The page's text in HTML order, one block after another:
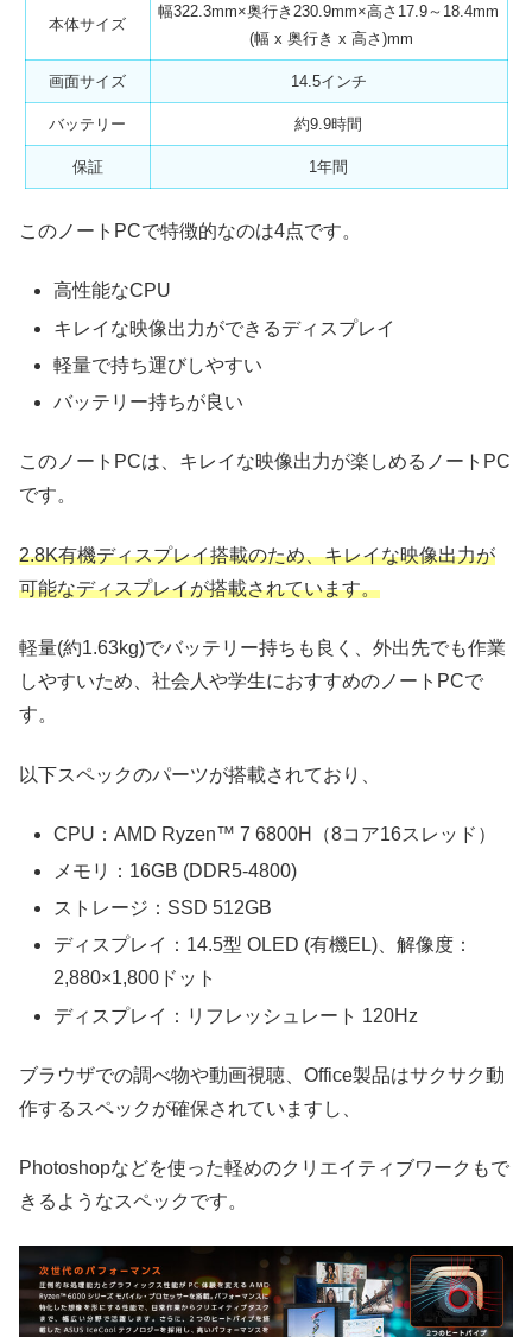
本体サイズ
幅322.3mm×奥行き230.9mm×高さ17.9～18.4mm
(幅 x 奥行き x 高さ)mm
画面サイズ 14.5インチ
バッテリー 約9.9時間
保証 1年間
このノートPCで特徴的なのは4点です。
高性能なCPU
キレイな映像出力ができるディスプレイ
軽量で持ち運びしやすい
バッテリー持ちが良い
このノートPCは、キレイな映像出力が楽しめるノートPC
です。
2.8K有機ディスプレイ搭載のため、キレイな映像出力が
可能なディスプレイが搭載されています。
軽量(約1.63kg)でバッテリー持ちも良く、外出先でも作業
しやすいため、社会人や学生におすすめのノートPCで
す。
以下スペックのパーツが搭載されており、
CPU：AMD Ryzen™ 7 6800H（8コア16スレッド）
メモリ：16GB (DDR5-4800)
ストレージ：SSD 512GB
ディスプレイ：14.5型 OLED (有機EL)、解像度：
2,880×1,800ドット
ディスプレイ：リフレッシュレート 120Hz
ブラウザでの調べ物や動画視聴、Office製品はサクサク動
作するスペックが確保されていますし、
Photoshopなどを使った軽めのクリエイティブワークもで
きるようなスペックです。